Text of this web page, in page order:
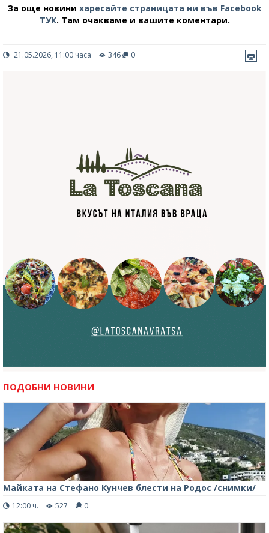
За още новини харесайте страницата ни във Facebook
ТУК. Там очакваме и вашите коментари.
21.05.2026, 11:00 часа 346 0
ПОДОБНИ НОВИНИ
Майката на Стефано Кунчев блести на Родос /снимки/
12:00 ч. 527 0